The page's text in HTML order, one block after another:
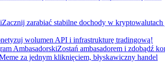
Zacznij zarabiać stabilne dochody w kryptowalutach
wolumen API i infrastrukturę tradingową!
AmbasadorskiZostań ambasadorem i zdobądź
za jednym kliknięciem, błyskawiczny handel